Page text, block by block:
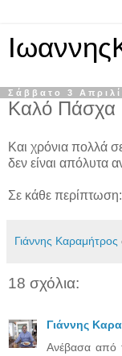
Σάββατο 3
Καλό Πάσχα
Και χρόνια πολλά
δεν είναι απόλυτα
Σε κάθε
Γιάννης Καραμήτρος
18 σχόλια:
Γιάννης
Ανέβασα από